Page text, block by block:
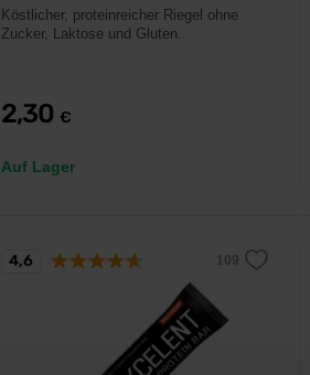
Köstlicher, proteinreicher Riegel ohne
Zucker, Laktose und Gluten.
2,30 €
Auf Lager
4,6